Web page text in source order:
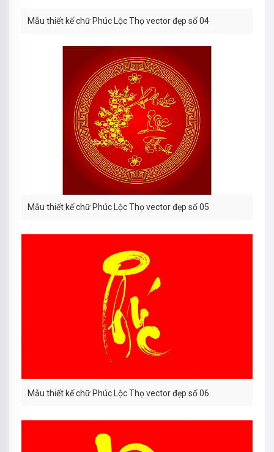
Mẫu thiết kế chữ Phúc Lộc Thọ vector đẹp số 04
Mẫu thiết kế chữ Phúc Lộc Thọ vector đẹp số 05
Mẫu thiết kế chữ Phúc Lộc Thọ vector đẹp số 06